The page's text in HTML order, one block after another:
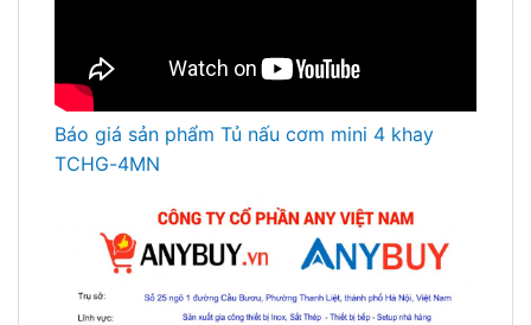
Báo giá sản phẩm Tủ nấu cơm mini 4 khay
TCHG-4MN